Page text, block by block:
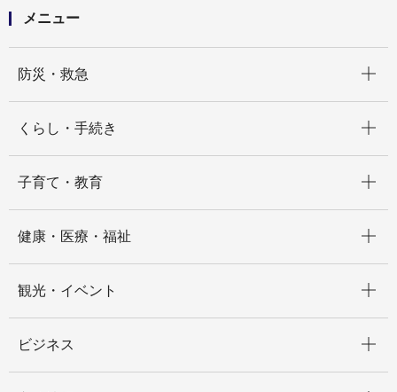
メニュー
防災・救急
くらし・手続き
子育て・教育
健康・医療・福祉
観光・イベント
ビジネス